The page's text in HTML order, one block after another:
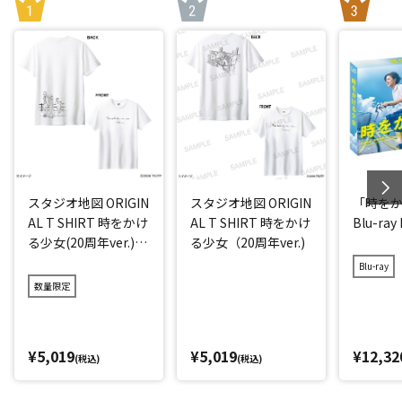
スタジオ地図 ORIGIN
AL T SHIRT 時をかけ
る少女(20周年ver.)
数量限定
¥5,019(税込)
スタジオ地図 ORIGIN
AL T SHIRT 時をかけ
る少女（20周年ver.)
¥5,019(税込)
「時を
Blu-ray
Blu-ray